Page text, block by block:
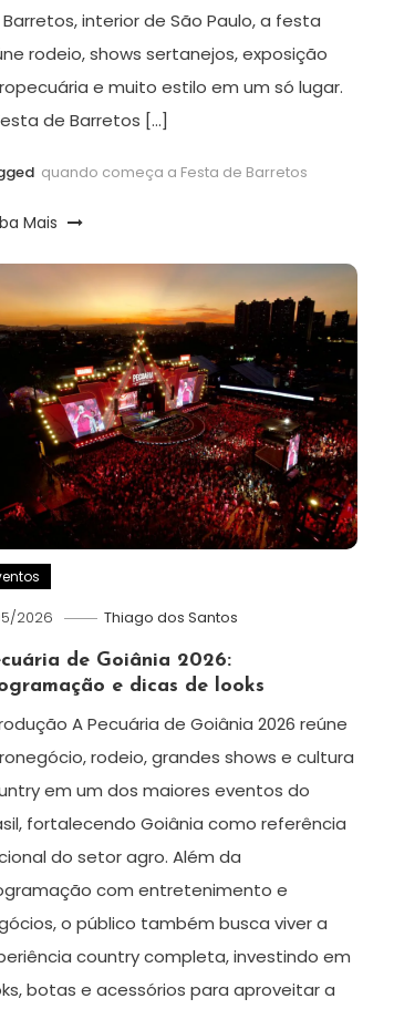
interior de São Paulo, a festa
rodeio, shows sertanejos, exposição
e muito estilo em um só lugar.
de Barretos […]
quando começa a Festa de Barretos
Mais
2026 Thiago dos Santos
de Goiânia 2026:
e dicas de looks
A Pecuária de Goiânia 2026 reúne
rodeio, grandes shows e cultura
em um dos maiores eventos do
fortalecendo Goiânia como referência
do setor agro. Além da
com entretenimento e
o público também busca viver a
country completa, investindo em
botas e acessórios para aproveitar a